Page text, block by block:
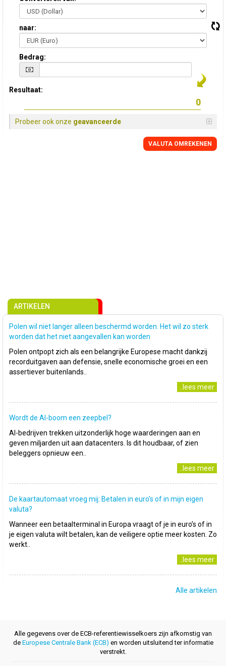
naar:
Bedrag:
Resultaat:
Probeer ook onze geavanceerde
VALUTA OMREKENEN
ARTIKELEN
Polen wil niet langer alleen beschermd worden. Het wil zo sterk
worden dat het niet aangevallen kan worden
Polen ontpopt zich als een belangrijke Europese macht dankzij
recorduitgaven aan defensie, snelle economische groei en een
assertiever buitenlands..
..lees meer
Wordt de AI-boom een zeepbel?
AI-bedrijven trekken uitzonderlijk hoge waarderingen aan en
geven miljarden uit aan datacenters. Is dit houdbaar, of zien
beleggers opnieuw een..
..lees meer
De kaartautomaat vroeg mij: Betalen in euro's of in mijn eigen
valuta?
Wanneer een betaalterminal in Europa vraagt of je in euro’s of in
je eigen valuta wilt betalen, kan de veiligere optie meer kosten. Zo
werkt..
..lees meer
Alle artikelen
Alle gegevens over de ECB-referentiewisselkoers zijn afkomstig van
de Europese Centrale Bank (ECB) en worden uitsluitend ter informatie
verstrekt.